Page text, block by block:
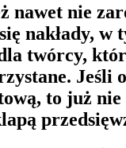
nawet nie
nakłady, w
twórcy,
Jeśli
to już